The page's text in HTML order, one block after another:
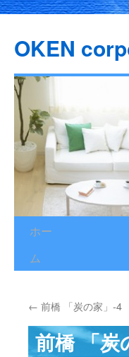
OKEN
ン
ホー
ム
← 前橋 「炭の家」‐4
前橋 「炭